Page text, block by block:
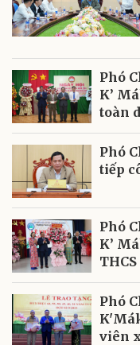
Phó
K’
toàn
Phó
tiếp
Phó
K’
Phó
viên